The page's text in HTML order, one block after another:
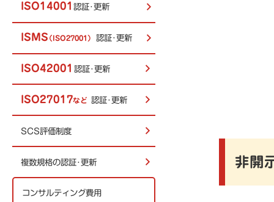
ISO14001 認証･更新
ISMS（ISO27001） 認証･更新
ISO42001 認証･更新
ISO27017など 認証･更新
SCS評価制度
複数規格の認証･更新
コンサルティング費用
非開